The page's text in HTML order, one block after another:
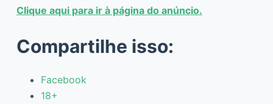
Clique aqui para ir à página do anúncio.
Compartilhe isso:
Facebook
18+